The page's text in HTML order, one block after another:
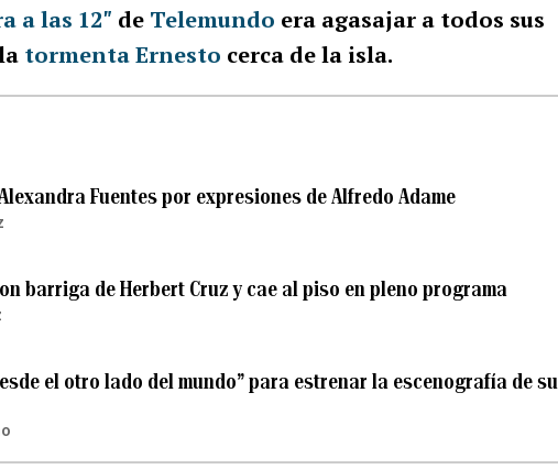
a las 12″ de Telemundo era agasajar a todos sus
tormenta Ernesto cerca de la isla.
Fuentes por expresiones de Alfredo Adame
barriga de Herbert Cruz y cae al piso en pleno programa
el otro lado del mundo” para estrenar la escenografía de su